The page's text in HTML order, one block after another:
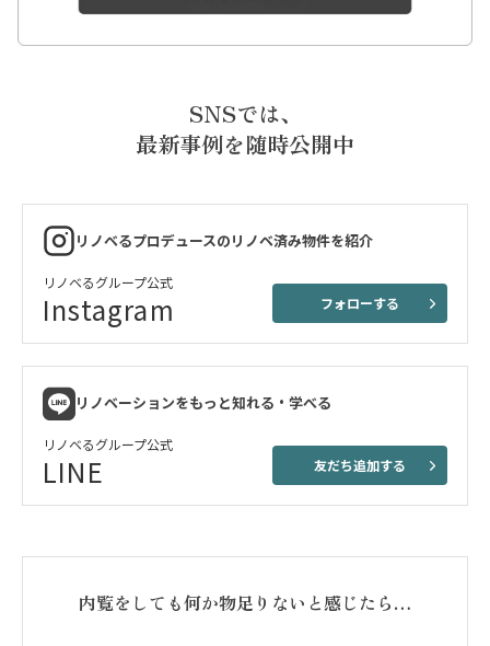
SNSでは、
最新事例を随時公開中
リノベるプロデュースのリノベ済み物件を紹介
リノベるグループ公式
Instagram フォローする
リノベーションをもっと知れる・学べる
リノベるグループ公式
LINE 友だち追加する
内覧をしても何か物足りないと感じたら…